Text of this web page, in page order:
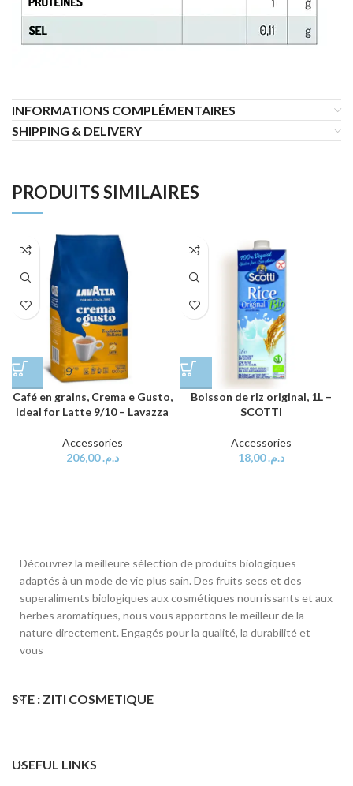
INFORMATIONS COMPLÉMENTAIRES
SHIPPING & DELIVERY
PRODUITS SIMILAIRES
Café en grains, Crema e Gusto,
Ideal for Latte 9/10 – Lavazza
Accessories
د.م.206,00
Boisson de riz original, 1L –
SCOTTI
Accessories
د.م.18,00
Découvrez la meilleure sélection de produits biologiques
adaptés à un mode de vie plus sain. Des fruits secs et des
superaliments biologiques aux cosmétiques nourrissants et aux
herbes aromatiques, nous vous apportons le meilleur de la
nature directement. Engagés pour la qualité, la durabilité et
vous
STE : ZITI COSMETIQUE
USEFUL LINKS